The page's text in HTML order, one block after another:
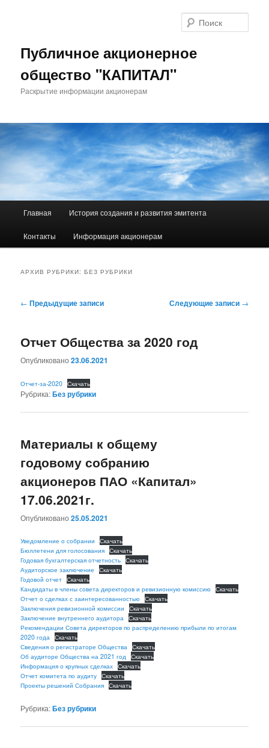
Публичное акционерное
общество "КАПИТАЛ"
Раскрытие информации акционерам
Перейти к основному содержимому
Перейти к дополнительному содержимому
Главная История создания и развития эмитента
Контакты Информация акционерам
АРХИВ РУБРИКИ:БЕЗ РУБРИКИ
Навигация по записям
← Предыдущие записи Следующие записи →
Отчет Общества за 2020 год
Опубликовано23.06.2021
Отчет-за-2020 Скачать
Рубрика:Без рубрики
Материалы к общему
годовому собранию
акционеров ПАО «Капитал»
17.06.2021г.
Опубликовано25.05.2021
Уведомление о собрании Скачать
Бюллетени для голосования Скачать
Годовая бухгалтерская отчетность Скачать
Аудиторское заключение Скачать
Годовой отчет Скачать
Кандидаты в члены совета директоров и ревизионную комиссию Скачать
Отчет о сделках с заинтересованностью Скачать
Заключения ревизионной комиссии Скачать
Заключение внутреннего аудитора Скачать
Рекомендации Совета директоров по распределению прибыли по итогам
2020 года Скачать
Сведения о регистраторе Общества Скачать
Об аудиторе Общества на 2021 год Скачать
Информация о крупных сделках Скачать
Отчет комитета по аудиту Скачать
Проекты решений Собрания Скачать
Рубрика:Без рубрики